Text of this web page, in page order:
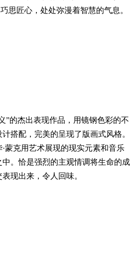
思匠心，处处弥漫着智慧的气息。
”的杰出表现作品，用镜钢色彩的不
搭配，完美的呈现了版画式风格。
蒙克用艺术展现的现实元素和音乐
。恰是强烈的主观情调将生命的成
现出来，令人回味。